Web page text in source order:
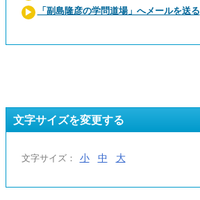
「副島隆彦の学問道場」へメールを送る
文字サイズを変更する
文字サイズ： 小 中 大